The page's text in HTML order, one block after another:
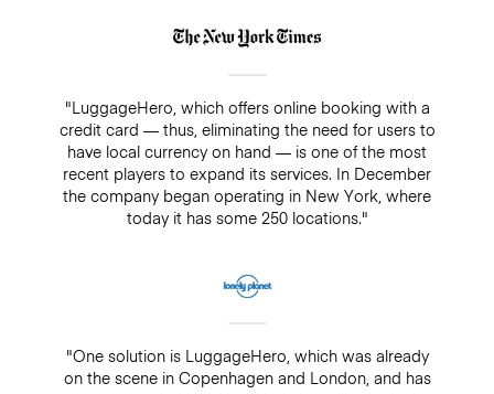
"LuggageHero, which offers online booking with a
credit card — thus, eliminating the need for users to
have local currency on hand — is one of the most
recent players to expand its services. In December
the company began operating in New York, where
today it has some 250 locations."
"One solution is LuggageHero, which was already
on the scene in Copenhagen and London, and has